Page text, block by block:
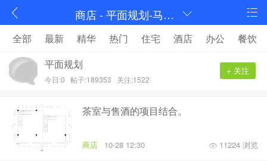
商店 - 平面规划-马蹄室内设计论坛-序赞网
全部 最新 精华 热门 住宅 酒店 办公
餐饮
平面规划
今日:0 帖子:189353 关注:1522
+ 关注
茶室与售酒的项目结合。
商店 10-28 12:30 11224 浏览